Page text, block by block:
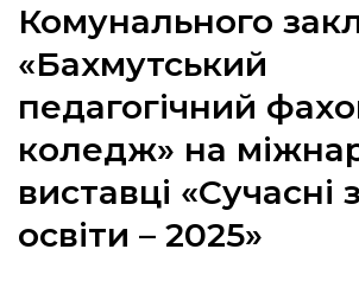
політика
місія
Комунального
«Бахмутський
педагогічний
коледж» на
виставці «Сучасні
освіти – 2025»